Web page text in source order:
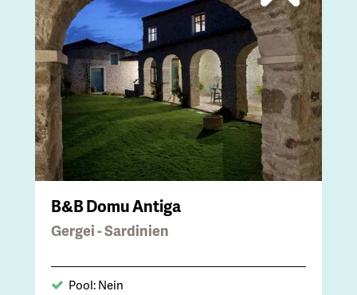
B&B Domu Antiga
Gergei - Sardinien
Pool: Nein